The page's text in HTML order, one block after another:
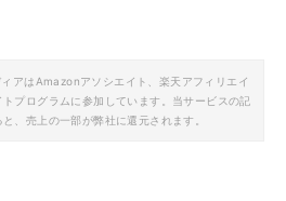
アはAmazonアソシエイト、楽天アフィリエイ
プログラムに参加しています。当サービスの記
、売上の一部が弊社に還元されます。